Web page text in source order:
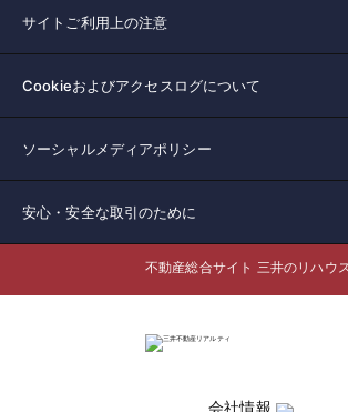
サイトご利用上の注意
Cookieおよびアクセスログについて
ソーシャルメディアポリシー
安心・安全な取引のために
不動産総合サイト 三井のリハウ
会社情報